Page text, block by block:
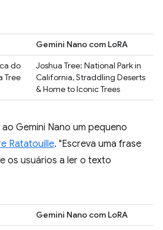
Gemini Nano com LoRA
do
Tree
Joshua Tree: National Park in
California, Straddling Deserts
& Home to Iconic Trees
Gemini Nano um pequeno
Ratatouille. "Escreva uma frase
os usuários a ler o texto
Gemini Nano com LoRA